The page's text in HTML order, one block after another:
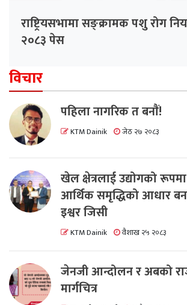
राष्ट्रियसभामा सङ्क्रामक पशु रोग
२०८३ पेस
विचार
पहिला नागरिक त बनाैं!
KTM Dainik जेठ २७ २०८३
खेल क्षेत्रलाई उद्योगको
आर्थिक समृद्धिको आधार
इश्वर जिसी
KTM Dainik वैशाख २५ २०८३
जेनजी आन्दोलन र अबको
मार्गचित्र